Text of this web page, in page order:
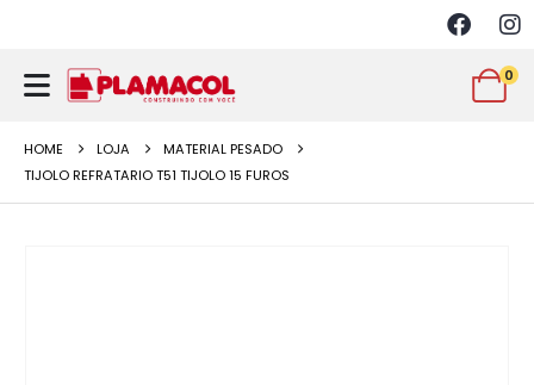
0
HOME LOJA
MATERIAL PESADO
TIJOLO REFRATARIO T51 TIJOLO 15 FUROS